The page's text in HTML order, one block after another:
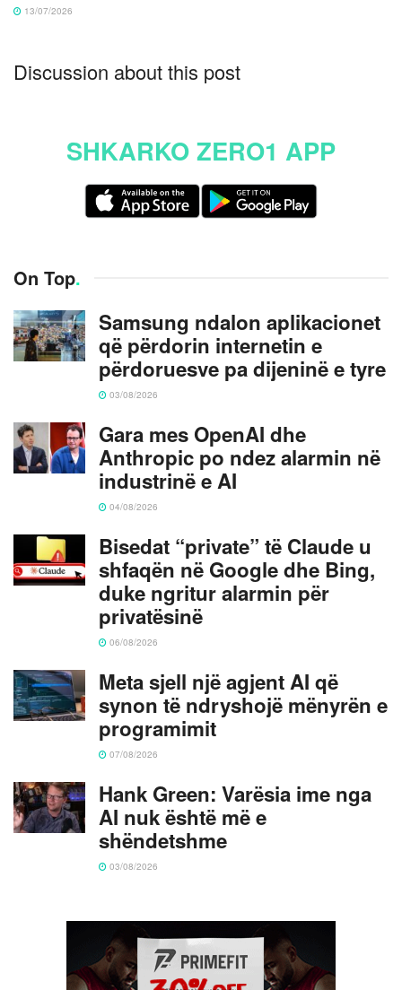
13/07/2026
Discussion about this post
SHKARKO ZERO1 APP
On Top.
Samsung ndalon aplikacionet
që përdorin internetin e
përdoruesve pa dijeninë e tyre
03/08/2026
Gara mes OpenAI dhe
Anthropic po ndez alarmin në
industrinë e AI
04/08/2026
Bisedat “private” të Claude u
shfaqën në Google dhe Bing,
duke ngritur alarmin për
privatësinë
06/08/2026
Meta sjell një agjent AI që
synon të ndryshojë mënyrën e
programimit
07/08/2026
Hank Green: Varësia ime nga
AI nuk është më e
shëndetshme
03/08/2026